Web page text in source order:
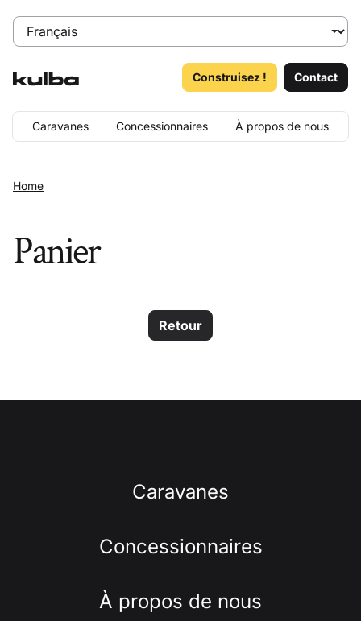
Caravanes Concessionnaires À propos de nous
Construisez ! Contact
Home
Panier
Retour
Caravanes
Concessionnaires
À propos de nous